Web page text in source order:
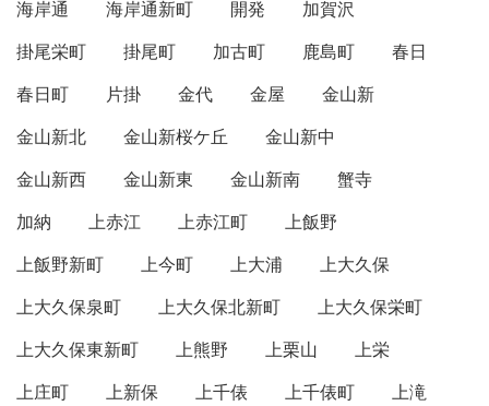
海岸通 海岸通新町 開発
加賀沢
掛尾栄町
掛尾町 加古町 鹿島町
春日
春日町
片掛 金代 金屋
金山新
金山新北
金山新桜ケ丘
金山新中
金山新西
金山新東 金山新南
蟹寺
加納
上赤江 上赤江町
上飯野
上飯野新町
上今町 上大浦
上大久保
上大久保泉町
上大久保北新町
上大久保栄町
上大久保東新町
上熊野 上栗山
上栄
上庄町
上新保 上千俵 上千俵町
上滝